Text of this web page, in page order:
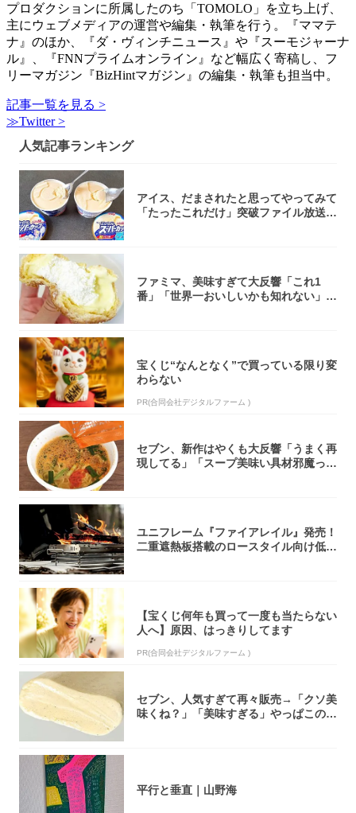
プロダクションに所属したのち「TOMOLO」を立ち上げ、
主にウェブメディアの運営や編集・執筆を行う。『ママテ
ナ』のほか、『ダ・ヴィンチニュース』や『スーモジャーナ
ル』、『FNNプライムオンライン』など幅広く寄稿し、フ
リーマガジン『BizHintマガジン』の編集・執筆も担当中。
記事一覧を見る >
≫Twitter >
人気記事ランキング
アイス、だまされたと思ってやってみて
「たったこれだけ」突破ファイル放送で
ファミマ、美味すぎて大反響「これ1
番」「世界一おいしいかも知れない」
宝くじ“なんとなく”で買っている限り変
わらない
PR(合同会社デジタルファーム )
セブン、新作はやくも大反響「うまく再
現してる」「スープ美味い具材邪魔って
ユニフレーム『ファイアレイル』発売！
二重遮熱板搭載のロースタイル向け低型
【宝くじ何年も買って一度も当たらない
人へ】原因、はっきりしてます
PR(合同会社デジタルファーム )
セブン、人気すぎて再々販売→「クソ美
味くね？」「美味すぎる」やっぱこのク
平行と垂直｜山野海